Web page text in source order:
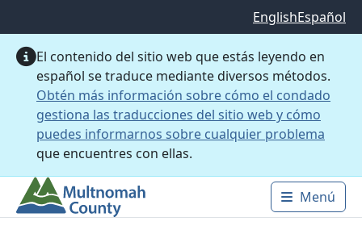
EnglishEspañol
El contenido del sitio web que estás leyendo en
español se traduce mediante diversos métodos.
Obtén más información sobre cómo el condado
gestiona las traducciones del sitio web y cómo
puedes informarnos sobre cualquier problema
que encuentres con ellas.
Main
Menú